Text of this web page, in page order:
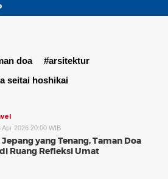
doa
#arsitektur
seitai hoshikai
Apr 2026 20:00 WIB
Jepang yang Tenang, Taman Doa
Ruang Refleksi Umat